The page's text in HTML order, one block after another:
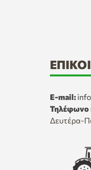
E-mail:
Τηλέφωνο
Δευτέρα-